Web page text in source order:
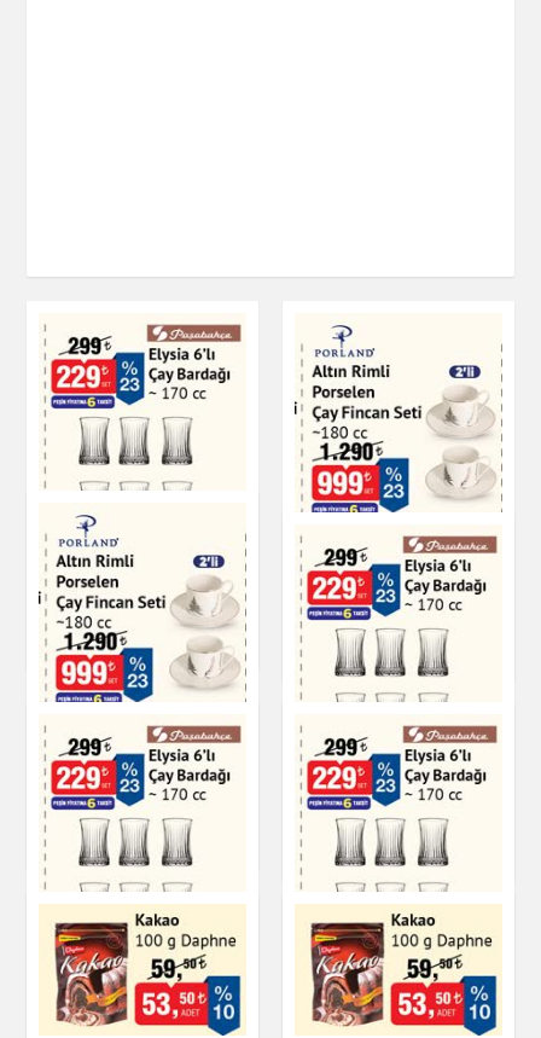
Elysia 6'lı Çay
Bardağı - 170 cc
Çay & Kahve & Şeker
Altın Rimli Porselen
Çay Fincan Seti 180
cc
Çay & Kahve & Şeker
Altın Rimli Porselen
Çay Fincan Seti 180
cc
Çay & Kahve & Şeker
Elysia 6'lı Çay
Bardağı - 170 cc
Çay & Kahve & Şeker
Elysia 6'lı Çay
Bardağı - 170 cc
Paşabahçe Elysia 6'lı
Çay Bardağı 170 cc